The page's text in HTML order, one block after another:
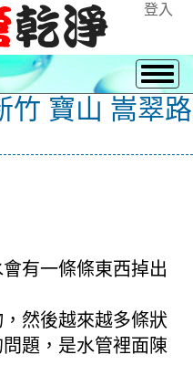
登入
竹 寶山 嵩翠路
有一條條東西掉出
然後越來越多條狀
題，是水管裡面陳